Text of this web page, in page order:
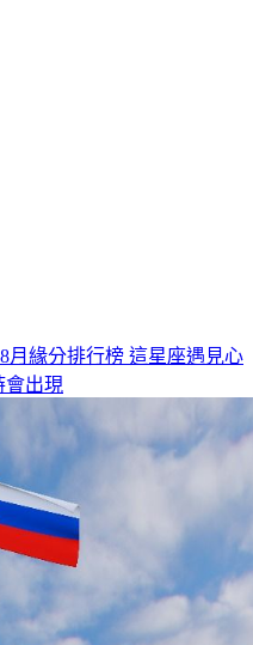
8月緣分排行榜 這星座遇見心
會出現